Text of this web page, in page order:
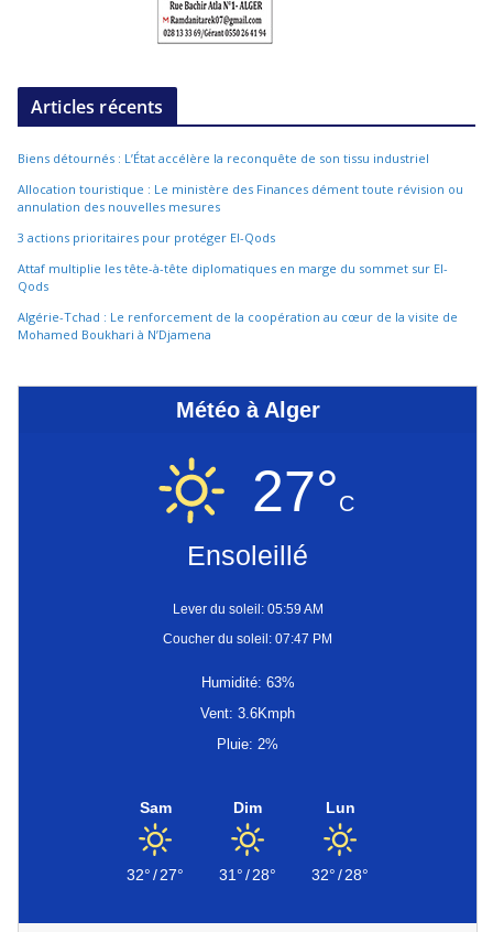
Articles récents
Biens détournés : L’État accélère la reconquête de son tissu industriel
Allocation touristique : Le ministère des Finances dément toute révision ou
annulation des nouvelles mesures
3 actions prioritaires pour protéger El-Qods
Attaf multiplie les tête-à-tête diplomatiques en marge du sommet sur El-
Qods
Algérie-Tchad : Le renforcement de la coopération au cœur de la visite de
Mohamed Boukhari à N’Djamena
Météo à Alger
27°C
Ensoleillé
Lever du soleil: 05:59 AM
Coucher du soleil: 07:47 PM
Humidité: 63%
Vent: 3.6Kmph
Pluie: 2%
Sam
32°/27°
Dim
31°/28°
Lun
32°/28°